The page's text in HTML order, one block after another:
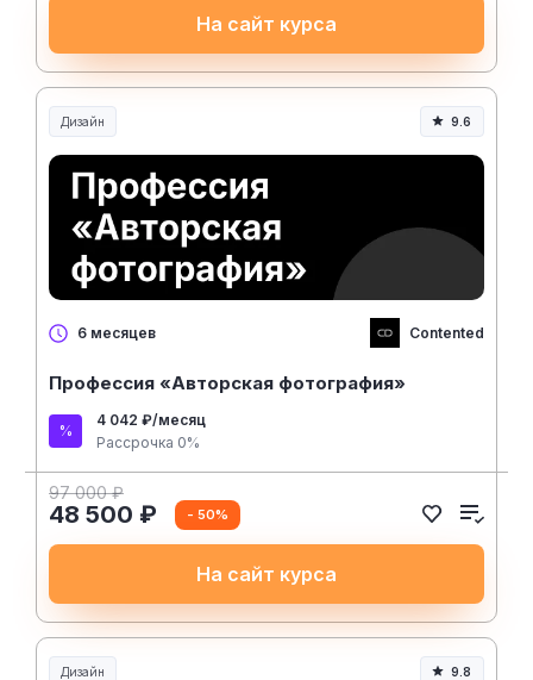
На сайт курса
Дизайн 9.6
6 месяцев Contented
Профессия «Авторская фотография»
4 042 ₽/месяц
Рассрочка 0%
97 000 ₽
48 500 ₽ - 50%
На сайт курса
Дизайн 9.8